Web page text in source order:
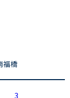
福橋
3